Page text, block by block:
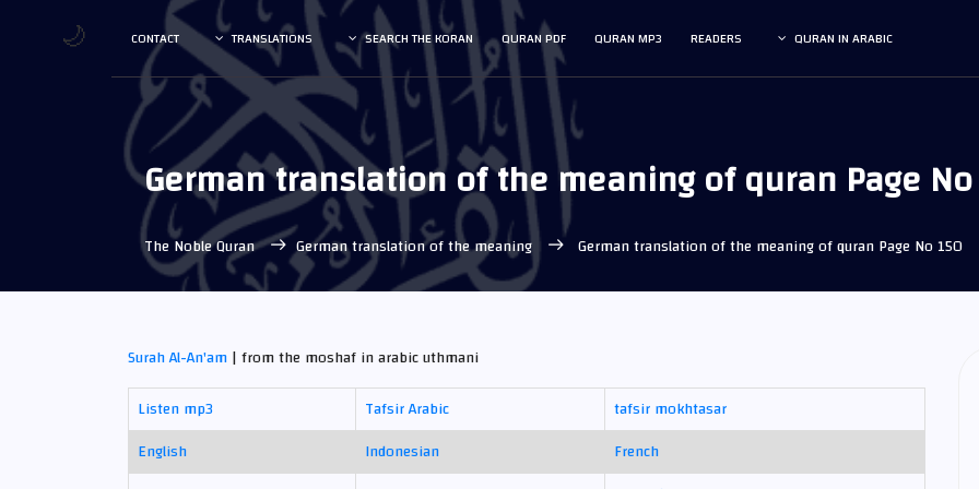
QURAN IN ARABIC
READERS
QURAN MP3
QURAN PDF
SEARCH THE KORAN
TRANSLATIONS
CONTACT
German translation of the meaning of quran Page
The Noble Quran German translation of the meaning German translation of the meaning of quran Page No 150
Surah Al-An'am| from the moshaf in arabic uthmani
Listen mp3
Tafsir Arabic
tafsir mokhtasar
English
Indonesian
French
🌙